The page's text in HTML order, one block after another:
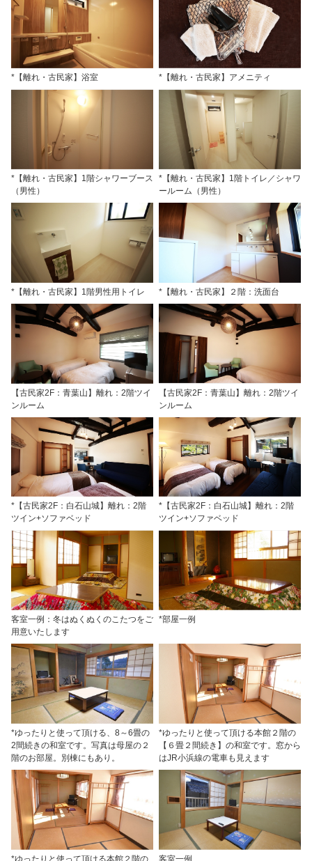
*【離れ・古民家】浴室 *【離れ・古民家】アメニティ
*【離れ・古民家】1階シャワーブース
（男性）
*【離れ・古民家】1階トイレ／シャワ
ールーム（男性）
*【離れ・古民家】1階男性用トイレ *【離れ・古民家】２階：洗面台
【古民家2F：青葉山】離れ：2階ツイ
ンルーム
【古民家2F：青葉山】離れ：2階ツイ
ンルーム
*【古民家2F：白石山城】離れ：2階
ツイン+ソファベッド
*【古民家2F：白石山城】離れ：2階
ツイン+ソファベッド
客室一例：冬はぬくぬくのこたつをご
用意いたします
*部屋一例
*ゆったりと使って頂ける、8～6畳の
2間続きの和室です。写真は母屋の２
階のお部屋。別棟にもあり。
*ゆったりと使って頂ける本館２階の
【６畳２間続き】の和室です。窓から
はJR小浜線の電車も見えます
*ゆったりと使って頂ける本館２階の 客室一例